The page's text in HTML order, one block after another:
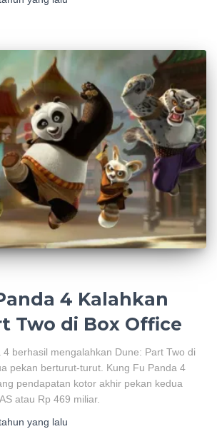
4 Kalahkan
Two di Box Office
berhasil mengalahkan Dune: Part Two di
pekan berturut-turut. Kung Fu Panda 4
pendapatan kotor akhir pekan kedua
atau Rp 469 miliar.
yang lalu